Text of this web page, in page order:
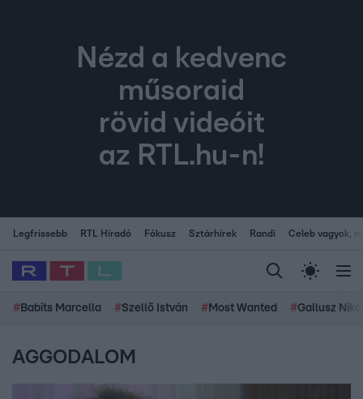
Nézd a kedvenc
műsoraid
rövid videóit
az RTL.hu-n!
Legfrissebb RTL Híradó Fókusz Sztárhírek Randi Celeb vagyok,
# Babits Marcella #Szellő István # Most Wanted #Gallusz
AGGODALOM